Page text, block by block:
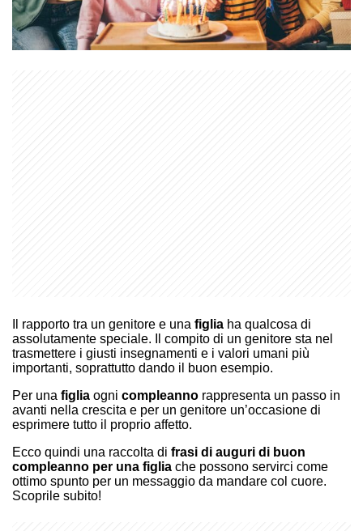
Il rapporto tra un genitore e una figlia ha qualcosa di
assolutamente speciale. Il compito di un genitore sta nel
trasmettere i giusti insegnamenti e i valori umani più
importanti, soprattutto dando il buon esempio.
Per una figlia ogni compleanno rappresenta un passo in
avanti nella crescita e per un genitore un’occasione di
esprimere tutto il proprio affetto.
Ecco quindi una raccolta di frasi di auguri di buon
compleanno per una figlia che possono servirci come
ottimo spunto per un messaggio da mandare col cuore.
Scoprile subito!